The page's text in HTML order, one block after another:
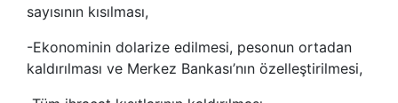
sayısının kısılması,
-Ekonominin dolarize edilmesi, pesonun ortadan
kaldırılması ve Merkez Bankası’nın özelleştirilmesi,